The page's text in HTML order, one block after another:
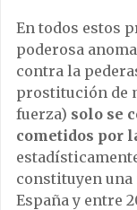
En todos estos
poderosa
contra la
prostitución de
fuerza) solo se
cometidos por
constituyen
España y entre